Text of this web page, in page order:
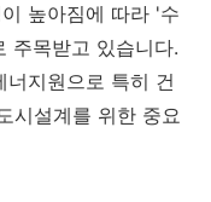
높아짐에 따라 '수
주목받고 있습니다.
지원으로 특히 건
시설계를 위한 중요